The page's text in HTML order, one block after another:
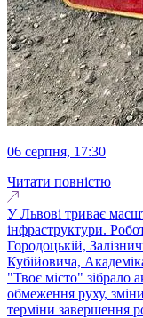
06 серпня, 17:30
Читати повністю
У Львові триває
інфраструктури.
Городоцькій,
Кубійовича,
"Твоє місто" зібрало
обмеження руху,
терміни завершення